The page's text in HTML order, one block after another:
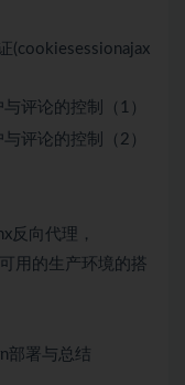
(cookiesessionajax
评论的控制（1）
评论的控制（2）
反向代理，
用的生产环境的搭
部署与总结